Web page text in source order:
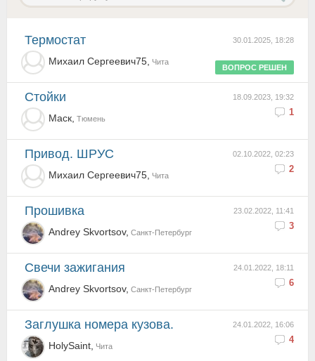
30.01.2025, 18:28
Термостат
Михаил Сергеевич75, Чита
ВОПРОС РЕШЕН
18.09.2023, 19:32
1
Стойки
Маск, Тюмень
02.10.2022, 02:23
2
Привод. ШРУС
Михаил Сергеевич75, Чита
23.02.2022, 11:41
3
Прошивка
Andrey Skvortsov, Санкт-Петербург
24.01.2022, 18:11
6
Свечи зажигания
Andrey Skvortsov, Санкт-Петербург
24.01.2022, 16:06
4
Заглушка номера кузова.
HolySaint, Чита